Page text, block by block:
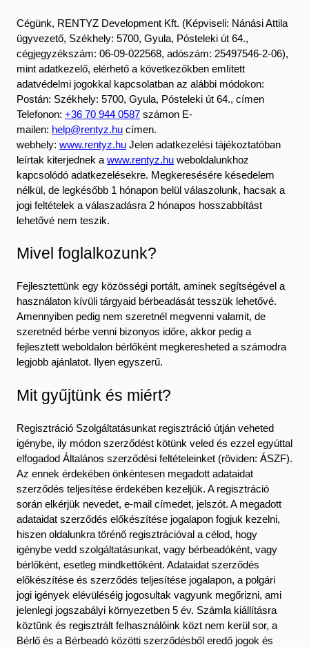
Cégünk, RENTYZ Development Kft. (Képviseli: Nánási Attila
ügyvezető, Székhely: 5700, Gyula, Pósteleki út 64.,
cégjegyzékszám: 06-09-022568, adószám: 25497546-2-06),
mint adatkezelő, elérhető a következőkben említett
adatvédelmi jogokkal kapcsolatban az alábbi módokon:
Postán: Székhely: 5700, Gyula, Pósteleki út 64., címen
Telefonon: +36 70 944 0587 számon E-
mailen: help@rentyz.hu címen.
webhely: www.rentyz.hu Jelen adatkezelési tájékoztatóban
leírtak kiterjednek a www.rentyz.hu weboldalunkhoz
kapcsolódó adatkezelésekre. Megkeresésére késedelem
nélkül, de legkésőbb 1 hónapon belül válaszolunk, hacsak a
jogi feltételek a válaszadásra 2 hónapos hosszabbítást
lehetővé nem teszik.
Mivel foglalkozunk?
Fejlesztettünk egy közösségi portált, aminek segítségével a
használaton kívüli tárgyaid bérbeadását tesszük lehetővé.
Amennyiben pedig nem szeretnél megvenni valamit, de
szeretnéd bérbe venni bizonyos időre, akkor pedig a
fejlesztett weboldalon bérlőként megkeresheted a számodra
legjobb ajánlatot. Ilyen egyszerű.
Mit gyűjtünk és miért?
Regisztráció Szolgáltatásunkat regisztráció útján veheted
igénybe, ily módon szerződést kötünk veled és ezzel egyúttal
elfogadod Általános szerződési feltételeinket (röviden: ÁSZF).
Az ennek érdekében önkéntesen megadott adataidat
szerződés teljesítése érdekében kezeljük. A regisztráció
során elkérjük nevedet, e-mail címedet, jelszót. A megadott
adataidat szerződés előkészítése jogalapon fogjuk kezelni,
hiszen oldalunkra törénő regisztrációval a célod, hogy
igénybe vedd szolgáltatásunkat, vagy bérbeadóként, vagy
bérlőként, esetleg mindkettőként. Adataidat szerződés
előkészítése és szerződés teljesítése jogalapon, a polgári
jogi igények elévüléséig jogosultak vagyunk megőrizni, ami
jelenlegi jogszabályi környezetben 5 év. Számla kiállításra
köztünk és regisztrált felhasználóink közt nem kerül sor, a
Bérlő és a Bérbeadó közötti szerződésből eredő jogok és